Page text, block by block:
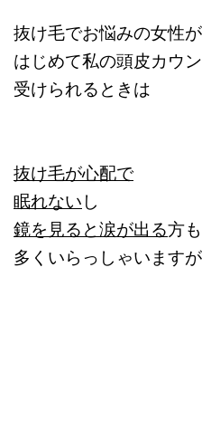
抜け毛でお悩みの女性が
はじめて私の頭皮カウ
受けられるときは
抜け毛が心配で
眠れないし
鏡を見ると涙が出る方も
多くいらっしゃいますが